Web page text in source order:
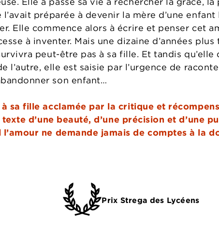
l’avait préparée à devenir la mère d’une
Elle commence alors à écrire et penser cet
à inventer. Mais une dizaine d’années
peut-être pas à sa fille. Et tandis
l’autre, elle est saisie par l’urgence de
son enfant…
sa fille acclamée par la critique et
d’une beauté, d’une précision et d’une
ne demande jamais de comptes à la
Prix Strega des Lycéens